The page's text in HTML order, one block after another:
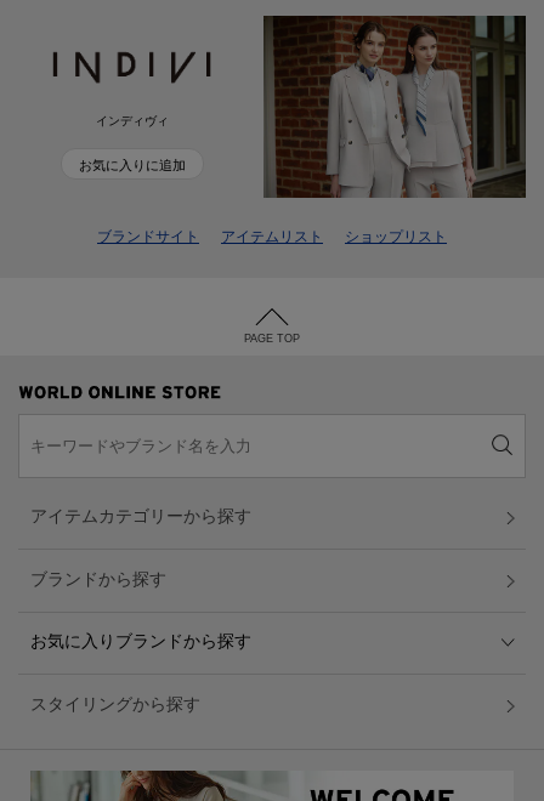
インディヴィ
お気に入りに追加
ブランドサイト アイテムリスト ショップリスト
PAGE TOP
アイテムカテゴリーから探す
ブランドから探す
お気に入りブランドから探す
スタイリングから探す